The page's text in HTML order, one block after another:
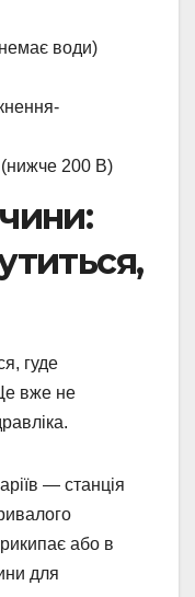
води)
(нижче 200 В)
гуде
вже не
— станція
або в
для